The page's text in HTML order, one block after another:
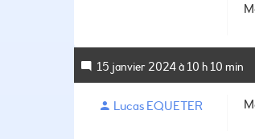
15 janvier 2024 à 10 h 10 min
Lucas EQUETER